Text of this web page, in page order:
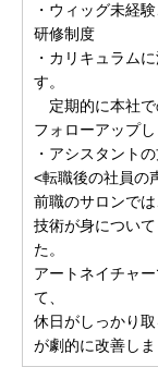
・ウィッグ未経
研修制度
・カリキュラム
す。
定期的に本社で
フォローアップし
・アシスタント
<転職後の社員の
前職のサロンで
技術が身につい
た。
アートネイチャ
て、
休日がしっかり
が劇的に改善し